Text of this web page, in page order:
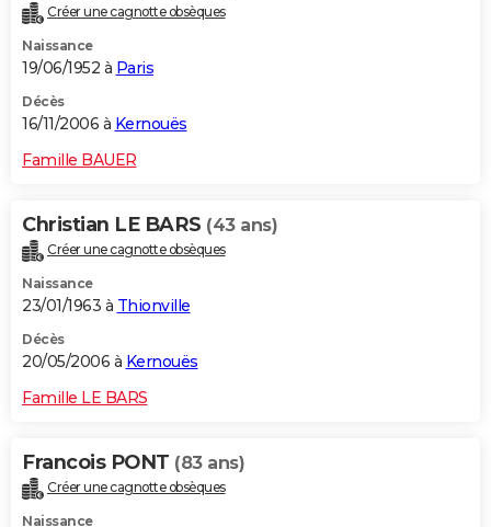
Créer une cagnotte obsèques
Naissance
19/06/1952 à Paris
Décès
16/11/2006 à Kernouës
Famille BAUER
Christian LE BARS (43 ans)
Créer une cagnotte obsèques
Naissance
23/01/1963 à Thionville
Décès
20/05/2006 à Kernouës
Famille LE BARS
Francois PONT (83 ans)
Créer une cagnotte obsèques
Naissance